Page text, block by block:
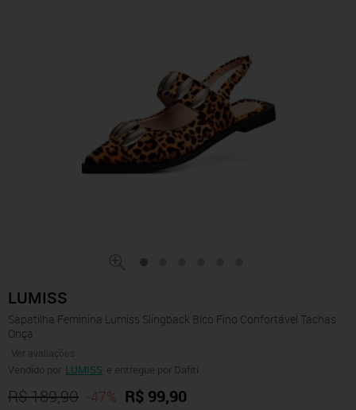
LUMISS
Sapatilha Feminina Lumiss Slingback Bico Fino Confortável Tachas
Onça
Ver avaliações
Vendido por LUMISS e entregue por Dafiti
R$ 189,90 -47% R$ 99,90